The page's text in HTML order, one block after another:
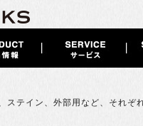
テイン、外部用など、それぞ